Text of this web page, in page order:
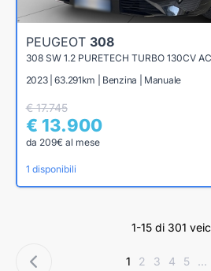
PEUGEOT 308
308 SW 1.2 PURETECH TURBO 130CV
2023 | 63.291km | Benzina | Manuale
€ 17.745
€ 13.900
da 209€ al mese
1 disponibili
1-15 di 301
1 2 3 4 5 ...